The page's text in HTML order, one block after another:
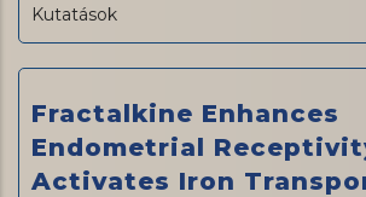
Kutatások
Fractalkine Enhances
Endometrial
Activates Iron